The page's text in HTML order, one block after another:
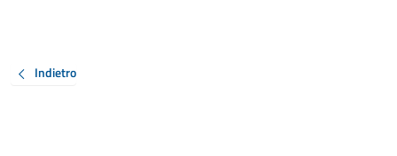
Indietro